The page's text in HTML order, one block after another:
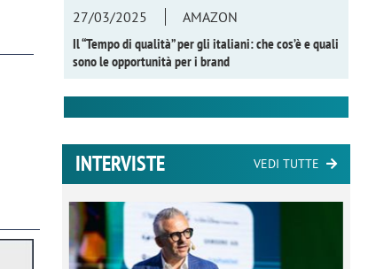
27/03/2025
AMAZON
Il “Tempo di qualità” per gli italiani: che cos’è e quali
sono le opportunità per i brand
INTERVISTE VEDI TUTTE